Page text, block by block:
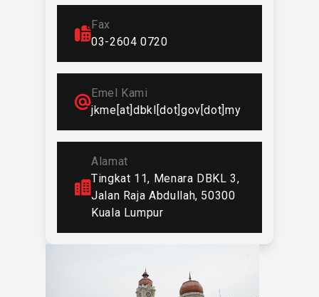
Kejuruteraan Mekanikal dan Elektrikal
dalam penstrukturan semula DBKL
Kejuruteraan Mekanikal
1. Melaksanakan perolehan,
menyediakan perkhidmatan
pengangkutan, menjalankan kerja-
pelbagai peralatan.
2. Mengurus sebuah Stor Pusat bagi
Fax
03-2604 0720
Emel Kami
jkme[at]dbkl[dot]gov[dot]my
Alamat
Tingkat 11, Menara DBKL 3,
Jalan Raja Abdullah, 50300
Kuala Lumpur